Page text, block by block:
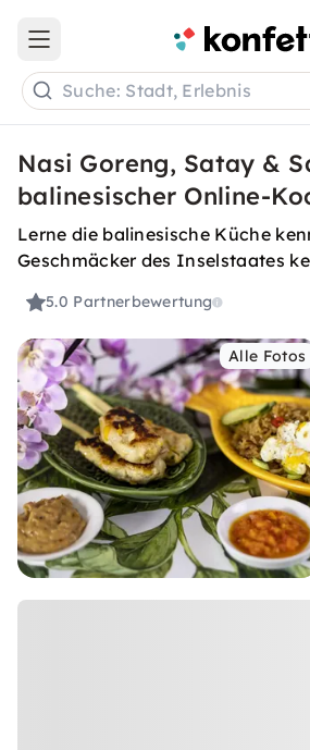
Open main menu
Suche: Stadt, Erlebnis
Nasi Goreng, Satay &
balinesischer Online-
Lerne die balinesische Küche
Geschmäcker des Inselstaates
5.0 Partnerbewertung
Alle Fotos